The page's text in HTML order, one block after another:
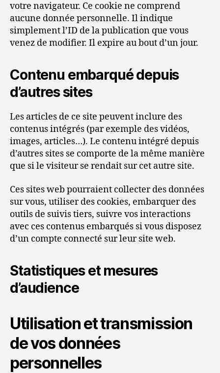
votre navigateur. Ce cookie ne comprend
aucune donnée personnelle. Il indique
simplement l’ID de la publication que vous
venez de modifier. Il expire au bout d’un jour.
Contenu embarqué depuis
d’autres sites
Les articles de ce site peuvent inclure des
contenus intégrés (par exemple des vidéos,
images, articles…). Le contenu intégré depuis
d’autres sites se comporte de la même manière
que si le visiteur se rendait sur cet autre site.
Ces sites web pourraient collecter des données
sur vous, utiliser des cookies, embarquer des
outils de suivis tiers, suivre vos interactions
avec ces contenus embarqués si vous disposez
d’un compte connecté sur leur site web.
Statistiques et mesures
d’audience
Utilisation et transmission
de vos données
personnelles